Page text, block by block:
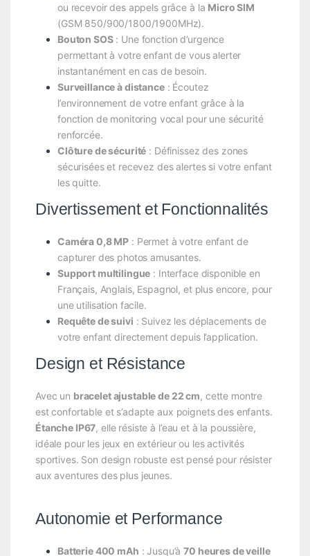
ou recevoir des appels grâce à la Micro SIM
(GSM 850/900/1800/1900MHz).
Bouton SOS: Une fonction d’urgence
permettant à votre enfant de vous alerter
instantanément en cas de besoin.
Surveillance à distance: Écoutez
l’environnement de votre enfant grâce à la
fonction de monitoring vocal pour une sécurité
renforcée.
Clôture de sécurité : Définissez des zones
sécurisées et recevez des alertes si votre enfant
les quitte.
Divertissement et Fonctionnalités
Caméra 0,8 MP : Permet à votre enfant de
capturer des photos amusantes.
Support multilingue : Interface disponible en
Français, Anglais, Espagnol, et plus encore, pour
une utilisation facile.
Requête de suivi : Suivez les déplacements de
votre enfant directement depuis l’application.
Design et Résistance
Avec un bracelet ajustable de 22 cm, cette montre
est confortable et s’adapte aux poignets des enfants.
Étanche IP67, elle résiste à l’eau et à la poussière,
idéale pour les jeux en extérieur ou les activités
sportives. Son design robuste est pensé pour résister
aux aventures des plus jeunes.
Autonomie et Performance
Batterie 400 mAh : Jusqu’à70 heures de veille